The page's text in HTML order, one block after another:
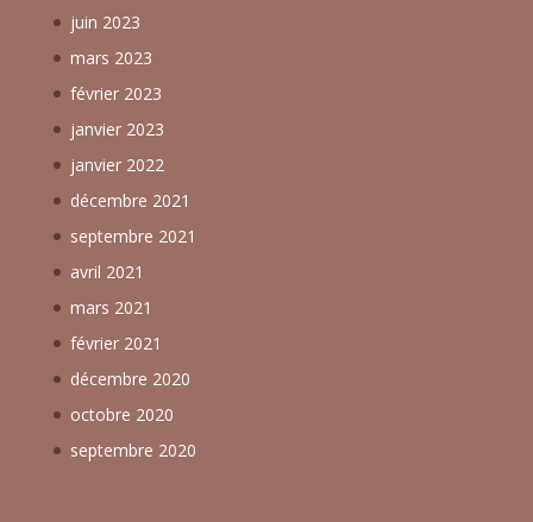
juin 2023
mars 2023
février 2023
janvier 2023
janvier 2022
décembre 2021
septembre 2021
avril 2021
mars 2021
février 2021
décembre 2020
octobre 2020
septembre 2020